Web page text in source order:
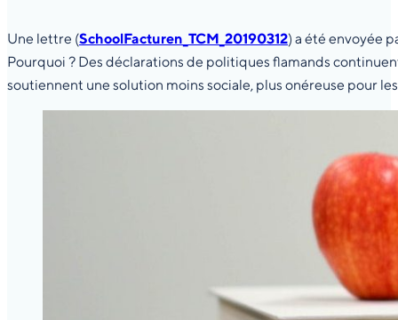
Une lettre (SchoolFacturen_TCM_20190312) a été envoyée
Pourquoi ? Des déclarations de politiques flamands
soutiennent une solution moins sociale, plus onéreuse pour